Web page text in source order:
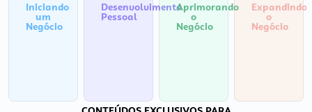
Iniciando
um
Negócio
Desenvolvimento
Pessoal
Aprimorando
o
Negócio
Expandindo
o
Negócio